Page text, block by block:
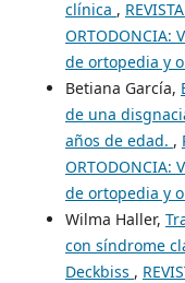
clínica ,
ORTODONCIA:
de ortopedia y
Betiana García,
de una
años de edad. ,
ORTODONCIA:
de ortopedia y
Wilma Haller,
con síndrome
Deckbiss ,